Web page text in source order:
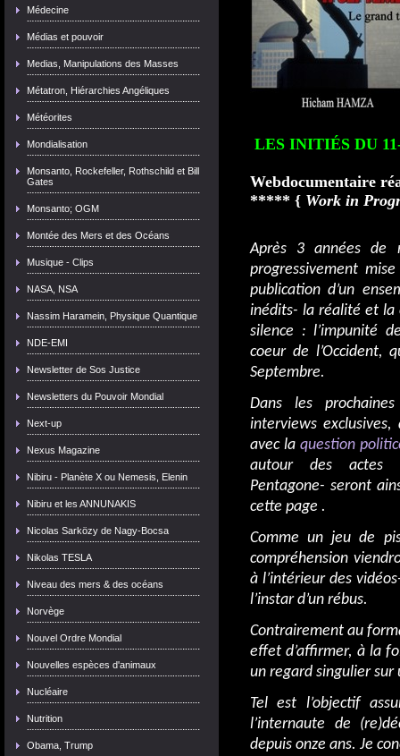
Médecine
Médias et pouvoir
Medias, Manipulations des Masses
Métatron, Hiérarchies Angéliques
Météorites
Mondialisation
Monsanto, Rockefeller, Rothschild et Bill
Gates
Monsanto; OGM
Montée des Mers et des Océans
Musique - Clips
NASA, NSA
Nassim Haramein, Physique Quantique
NDE-EMI
Newsletter de Sos Justice
Newsletters du Pouvoir Mondial
Next-up
Nexus Magazine
Nibiru - Planète X ou Nemesis, Elenin
Nibiru et les ANNUNAKIS
Nicolas Sarközy de Nagy-Bocsa
Nikolas TESLA
Niveau des mers & des océans
Norvège
Nouvel Ordre Mondial
Nouvelles espèces d'animaux
Nucléaire
Nutrition
Obama, Trump
LES INITIÉS DU
Webdocumentaire
***** { Work in
Après 3 années de
progressivement
publication d’un
inédits- la réalité et la
silence : l’impunité
coeur de
Septembre.
Dans les
interviews
avec la question
autour des
Pentagone- seront
cette page .
Comme un jeu de
compréhension
à l’intérieur des
l’instar d’un rébus.
Contrairement au
effet d’affirmer, à la
un regard singulier
Tel est l’objectif
l’internaute de
depuis onze ans. Je